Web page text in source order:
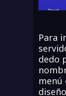
Para
dedo